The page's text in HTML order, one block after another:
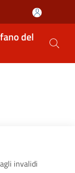
del
invalidi